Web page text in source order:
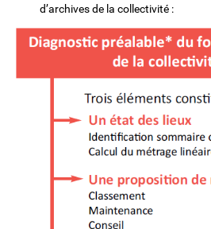
d’archives de la collectivité :